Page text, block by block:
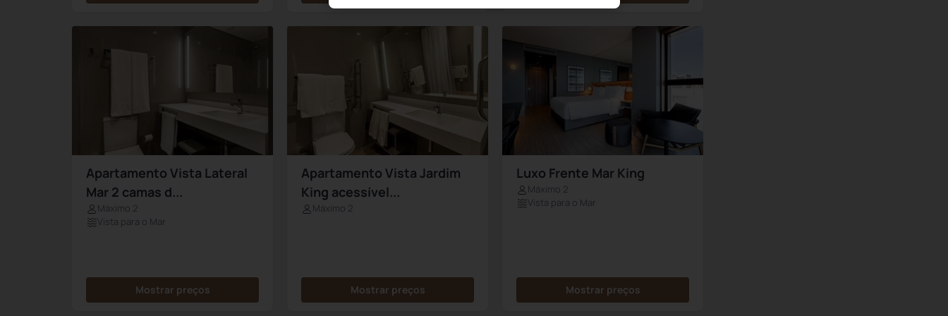
Apartamento Vista Lateral
Mar 2 camas d...
Máximo 2
Vista para o Mar
Mostrar preços
Apartamento Vista Jardim
King acessível...
Máximo 2
Mostrar preços
Luxo Frente Mar King
Máximo 2
Vista para o Mar
Mostrar preços